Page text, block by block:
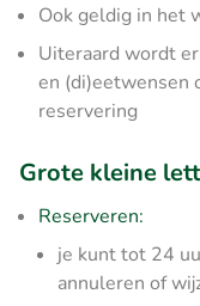
Ook geldig in het
Uiteraard wordt
en (di)eetwensen
reservering
Grote kleine
Reserveren:
je kunt tot 24
annuleren of